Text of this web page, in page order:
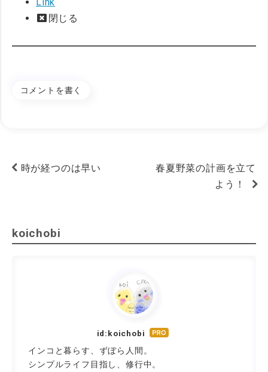
閉じる
コメントを書く
時が経つのは早い
春夏野菜の計画を立て
よう！
koichobi
id:koichobi
はて
ログ
インコと暮らす、ずぼら人間。
シンプルライフ目指し、修行中。